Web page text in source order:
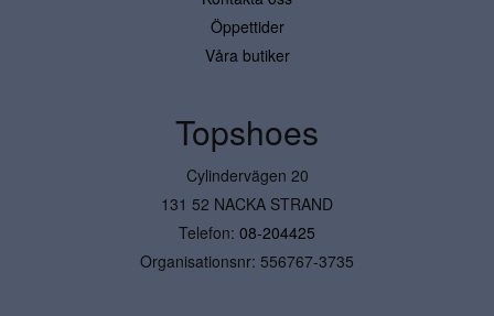
Öppettider
Våra butiker
Topshoes
Cylindervägen 20
131 52 NACKA STRAND
Telefon: 08-204425
Organisationsnr: 556767-3735